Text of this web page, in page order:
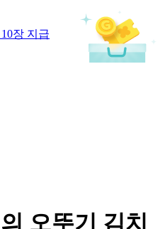
장 지급
오뚜기 김치